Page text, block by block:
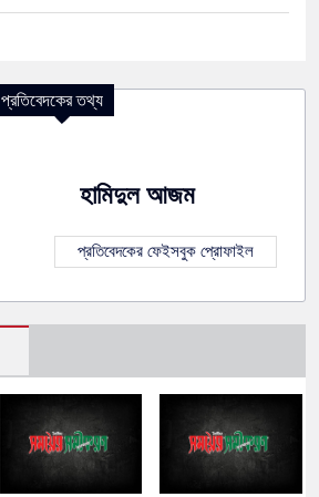
প্রতিবেদকের তথ্য
হামিদুল আজম
প্রতিবেদকের ফেইসবুক প্রোফাইল